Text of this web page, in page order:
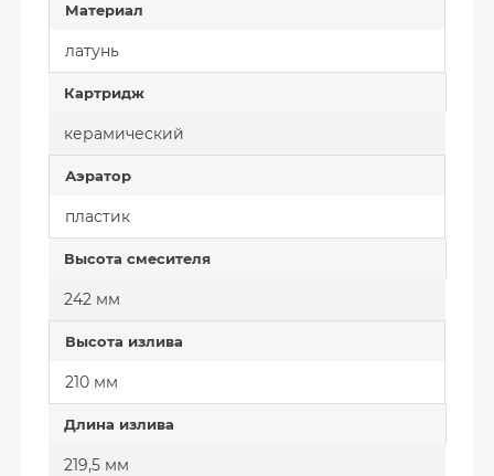
Материал
латунь
Картридж
керамический
Аэратор
пластик
Высота смесителя
242 мм
Высота излива
210 мм
Длина излива
219,5 мм